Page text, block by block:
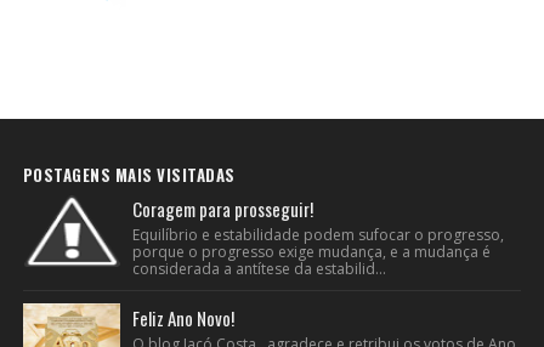
POSTAGENS MAIS VISITADAS
Coragem para prosseguir!
Equilíbrio e estabilidade podem sufocar o progresso,
porque o progresso exige mudança, e a mudança é
considerada a antítese da estabilid...
Feliz Ano Novo!